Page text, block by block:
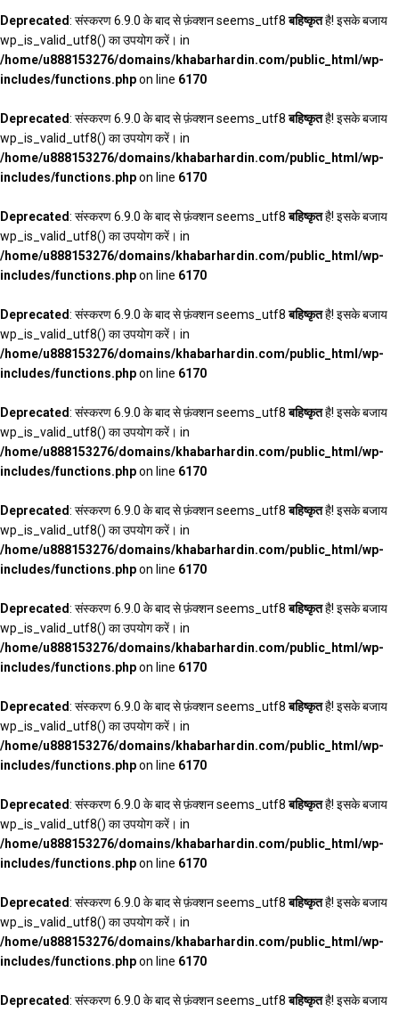
Deprecated: संस्करण 6.9.0 के बाद से फ़ंक्शन seems_utf8बहिष्कृतहै! इसके बजाय
wp_is_valid_utf8() का उपयोग करें। in
/home/u888153276/domains/khabarhardin.com/public_html/wp-
includes/functions.phpon line 6170
Deprecated: संस्करण 6.9.0 के बाद से फ़ंक्शन seems_utf8बहिष्कृतहै! इसके बजाय
wp_is_valid_utf8() का उपयोग करें। in
/home/u888153276/domains/khabarhardin.com/public_html/wp-
includes/functions.phpon line 6170
Deprecated: संस्करण 6.9.0 के बाद से फ़ंक्शन seems_utf8बहिष्कृतहै! इसके बजाय
wp_is_valid_utf8() का उपयोग करें। in
/home/u888153276/domains/khabarhardin.com/public_html/wp-
includes/functions.phpon line 6170
Deprecated: संस्करण 6.9.0 के बाद से फ़ंक्शन seems_utf8बहिष्कृतहै! इसके बजाय
wp_is_valid_utf8() का उपयोग करें। in
/home/u888153276/domains/khabarhardin.com/public_html/wp-
includes/functions.phpon line 6170
Deprecated: संस्करण 6.9.0 के बाद से फ़ंक्शन seems_utf8बहिष्कृतहै! इसके बजाय
wp_is_valid_utf8() का उपयोग करें। in
/home/u888153276/domains/khabarhardin.com/public_html/wp-
includes/functions.phpon line 6170
Deprecated: संस्करण 6.9.0 के बाद से फ़ंक्शन seems_utf8बहिष्कृतहै! इसके बजाय
wp_is_valid_utf8() का उपयोग करें। in
/home/u888153276/domains/khabarhardin.com/public_html/wp-
includes/functions.phpon line 6170
Deprecated: संस्करण 6.9.0 के बाद से फ़ंक्शन seems_utf8बहिष्कृतहै! इसके बजाय
wp_is_valid_utf8() का उपयोग करें। in
/home/u888153276/domains/khabarhardin.com/public_html/wp-
includes/functions.phpon line 6170
Deprecated: संस्करण 6.9.0 के बाद से फ़ंक्शन seems_utf8बहिष्कृतहै! इसके बजाय
wp_is_valid_utf8() का उपयोग करें। in
/home/u888153276/domains/khabarhardin.com/public_html/wp-
includes/functions.phpon line 6170
Deprecated: संस्करण 6.9.0 के बाद से फ़ंक्शन seems_utf8बहिष्कृतहै! इसके बजाय
wp_is_valid_utf8() का उपयोग करें। in
/home/u888153276/domains/khabarhardin.com/public_html/wp-
includes/functions.phpon line 6170
Deprecated: संस्करण 6.9.0 के बाद से फ़ंक्शन seems_utf8बहिष्कृतहै! इसके बजाय
wp_is_valid_utf8() का उपयोग करें। in
/home/u888153276/domains/khabarhardin.com/public_html/wp-
includes/functions.phpon line 6170
Deprecated: संस्करण 6.9.0 के बाद से फ़ंक्शन seems_utf8बहिष्कृतहै! इसके बजाय